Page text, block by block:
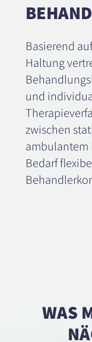
Basierend
Haltung
und
zwischen
ambulantem
Bedarf
WAS